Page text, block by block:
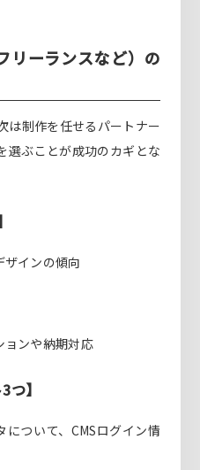
リーランスなど）の
は制作を任せるパートナー
選ぶことが成功のカギとな
ザインの傾向
ョンや納期対応
つ】
について、CMSログイン情